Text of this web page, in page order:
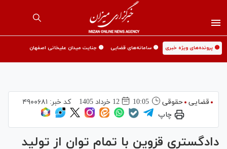
🟡 پرونده‌های ویژه خبری 🟡 سامانه‌های قضایی 🟡 جنایت میدان علیخانی اصفهان
قضایی حقوقی 10:05 12 خرداد 1405 کد خبر: ۴۹۰۰۶۸۱
چاپ
دادگستری قزوین با تمام توان از تولید